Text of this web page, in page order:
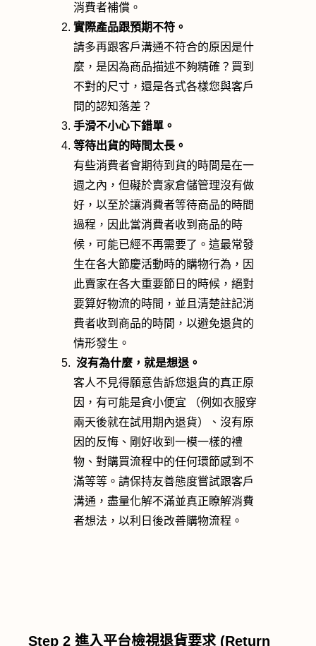
消費者補償。
實際產品跟預期不符。
請多再跟客戶溝通不符合的原因是什
麼，是因為商品描述不夠精確？買到
不對的尺寸，還是各式各樣您與客戶
間的認知落差？
手滑不小心下錯單 。
等待出貨的時間太長。
有些消費者會期待到貨的時間是在一
週之內，但礙於賣家倉儲管理沒有做
好，以至於讓消費者等待商品的時間
過程，因此當消費者收到商品的時
候，可能已經不再需要了。這最常發
生在各大節慶活動時的購物行為，因
此賣家在各大重要節日的時候，絕對
要算好物流的時間，並且清楚註記消
費者收到商品的時間，以避免退貨的
情形發生。
沒有為什麼，就是想退。
客人不見得願意告訴您退貨的真正原
因，有可能是貪小便宜 （例如衣服穿
兩天後就在試用期內退貨）、沒有原
因的反悔、剛好收到一模一樣的禮
物、對購買流程中的任何環節感到不
滿等等。請保持友善態度嘗試跟客戶
溝通，盡量化解不滿並真正瞭解消費
者想法，以利日後改善購物流程。
Step 2 進入平台檢視退貨要求 (Return